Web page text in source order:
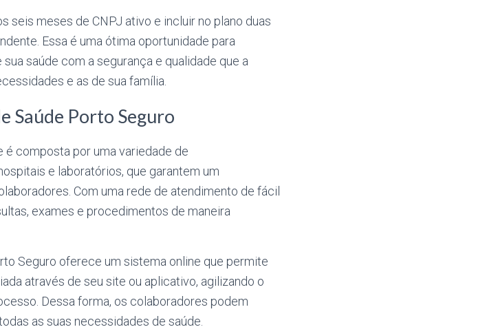
seis meses de CNPJ ativo e incluir no plano duas
Essa é uma ótima oportunidade para
saúde com a segurança e qualidade que a
e as de sua família.
Saúde Porto Seguro
composta por uma variedade de
e laboratórios, que garantem um
Com uma rede de atendimento de fácil
exames e procedimentos de maneira
Seguro oferece um sistema online que permite
através de seu site ou aplicativo, agilizando o
Dessa forma, os colaboradores podem
as suas necessidades de saúde.